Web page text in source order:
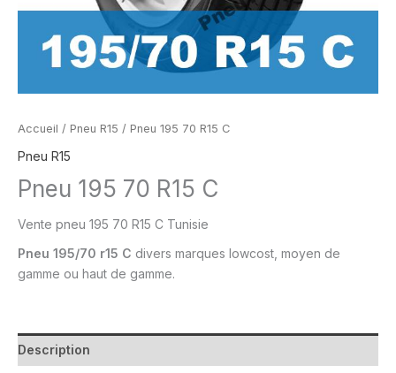
Accueil / Pneu R15 / Pneu 195 70 R15 C
Pneu R15
Pneu 195 70 R15 C
Vente pneu 195 70 R15 C Tunisie
Pneu 195/70 r15 C divers marques lowcost, moyen de
gamme ou haut de gamme.
Description